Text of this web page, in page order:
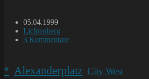
Beitrag
veröffentlicht:
05.04.1999
Beitrags-
Kategorie:
Lichtenberg
Beitrags-
3 Kommentare
* Alexanderplatz City West